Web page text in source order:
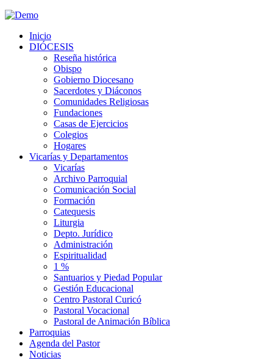
Inicio
DIÓCESIS
Reseña histórica
Obispo
Gobierno Diocesano
Sacerdotes y Diáconos
Comunidades Religiosas
Fundaciones
Casas de Ejercicios
Colegios
Hogares
Vicarías y Departamentos
Vicarías
Archivo Parroquial
Comunicación Social
Formación
Catequesis
Liturgia
Depto. Jurídico
Administración
Espiritualidad
1 %
Santuarios y Piedad Popular
Gestión Educacional
Centro Pastoral Curicó
Pastoral Vocacional
Pastoral de Animación Bíblica
Parroquias
Agenda del Pastor
Noticias